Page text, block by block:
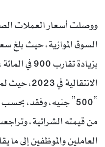
ووصلت أسعار العملات
بزيادة تقارب
الانتقالية
من قيمته الشرائية،
العاملين والموظفين إلى